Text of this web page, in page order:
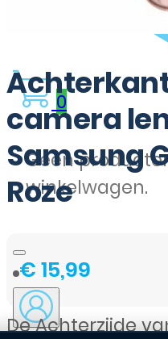
0
Geen
winkelwagen.
camera
Samsung
Roze
€15,99
De Achterzijde